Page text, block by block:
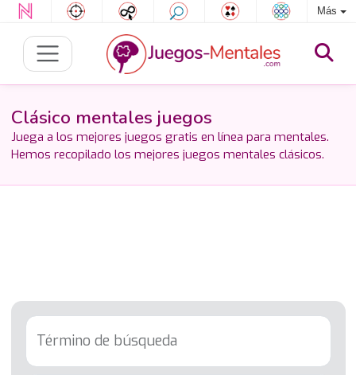
Más
Clásico mentales juegos
Juega a los mejores juegos gratis en línea para mentales.
Hemos recopilado los mejores juegos mentales clásicos.
Término de búsqueda
Tag